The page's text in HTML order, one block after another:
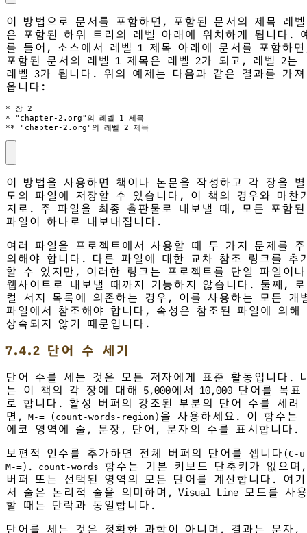
이 방법으로 문서를 포함하면, 포함된 문서의 제목 레벨
은 포함된 하위 트리의 레벨 아래에 위치하게 됩니다.
를 들어, 소스에서 레벨 1 제목 아래에 문서를 포함하
포함된 문서의 레벨 1 제목은 레벨 2가 되고, 레벨 2는
레벨 3가 됩니다. 위의 예제는 다음과 같은 결과를 가져
옵니다:
** "chapter-2.org"의 레벨 2 제목
이 방법을 사용하면 책이나 논문을 작성하고 각 장을 별
도의 파일에 저장할 수 있습니다, 이 책의 경우와 마찬
지로. 주 파일을 최종 출판물로 내보낼 때, 모든 포함된
파일이 하나로 내보내집니다.
여러 파일을 프로젝트에서 사용할 때 두 가지 문제를 주
의해야 합니다. 다른 파일에 대한 교차 참조 링크를 추
할 수 있지만, 이러한 링크는 프로젝트를 단일 파일이나
웹사이트로 내보낼 때까지 기능하지 않습니다. 둘째, 로
컬 서지 목록에 의존하는 경우, 이를 사용하는 모든 개
파일에서 참조해야 합니다, 속성은 참조된 파일에 의해
상속되지 않기 때문입니다.
7.4.2 단어 수 세기
단어 수를 세는 것은 모든 저자에게 표준 활동입니다.
는 이 책의 각 장에 대해 5,000에서 10,000 단어를 목표
로 합니다. 활성 버퍼의 강조된 부분의 단어 수를 세려
면,
M-= (count-words-region)을 사용하세요. 이 함수는
에코 영역에 줄, 문장, 단어, 문자의 수를 표시합니다.
보편적 인수를 추가하면 전체 버퍼의 단어를 셉니다(C-u
M-=). count-words
함수는 기본 키보드 단축키가 없으며,
버퍼 또는 선택된 영역의 모든 단어를 계산합니다. 여기
서 줄은 논리적 줄을 의미하며, Visual Line 모드를 사용
할 때는 단락과 동일합니다.
단어를 세는 것은 정확한 과학이 아니며, 결과는 문자,